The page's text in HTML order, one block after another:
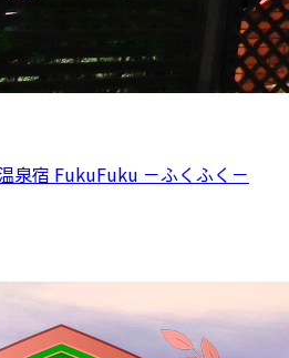
泉宿 FukuFuku －ふくふく－